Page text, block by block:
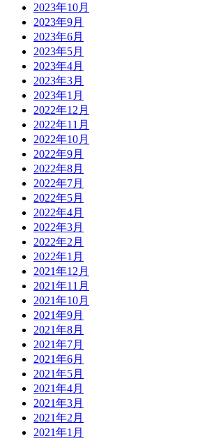
2023年10月
2023年9月
2023年6月
2023年5月
2023年4月
2023年3月
2023年1月
2022年12月
2022年11月
2022年10月
2022年9月
2022年8月
2022年7月
2022年5月
2022年4月
2022年3月
2022年2月
2022年1月
2021年12月
2021年11月
2021年10月
2021年9月
2021年8月
2021年7月
2021年6月
2021年5月
2021年4月
2021年3月
2021年2月
2021年1月